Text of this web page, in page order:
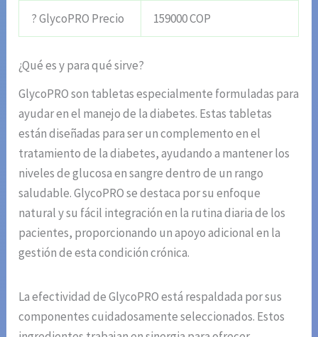
? GlycoPRO Precio 159000 COP
¿Qué es y para qué sirve?
GlycoPRO son tabletas especialmente formuladas para
ayudar en el manejo de la diabetes. Estas tabletas
están diseñadas para ser un complemento en el
tratamiento de la diabetes, ayudando a mantener los
niveles de glucosa en sangre dentro de un rango
saludable. GlycoPRO se destaca por su enfoque
natural y su fácil integración en la rutina diaria de los
pacientes, proporcionando un apoyo adicional en la
gestión de esta condición crónica.
La efectividad de GlycoPRO está respaldada por sus
componentes cuidadosamente seleccionados. Estos